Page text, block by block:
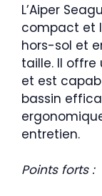
L’Aiper
compact et
hors-sol et
taille. Il
et est
bassin
entretien.
Points forts :